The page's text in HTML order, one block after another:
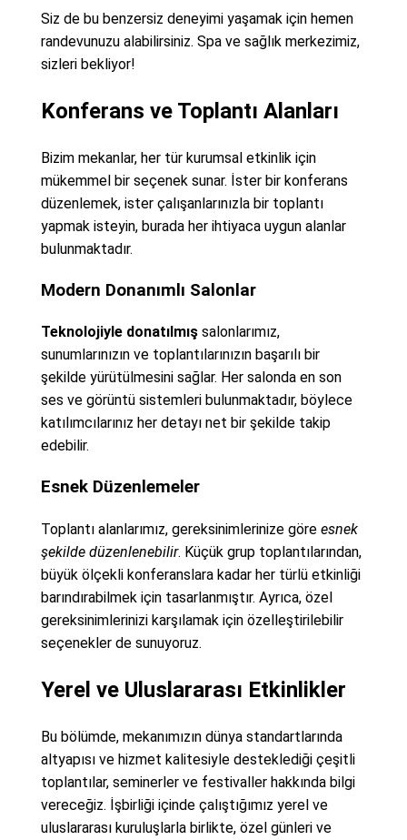
Siz de bu benzersiz deneyimi yaşamak için hemen
randevunuzu alabilirsiniz. Spa ve sağlık merkezimiz,
sizleri bekliyor!
Konferans ve Toplantı Alanları
Bizim mekanlar, her tür kurumsal etkinlik için
mükemmel bir seçenek sunar. İster bir konferans
düzenlemek, ister çalışanlarınızla bir toplantı
yapmak isteyin, burada her ihtiyaca uygun alanlar
bulunmaktadır.
Modern Donanımlı Salonlar
Teknolojiyle donatılmışsalonlarımız,
sunumlarınızın ve toplantılarınızın başarılı bir
şekilde yürütülmesini sağlar. Her salonda en son
ses ve görüntü sistemleri bulunmaktadır, böylece
katılımcılarınız her detayı net bir şekilde takip
edebilir.
Esnek Düzenlemeler
Toplantı alanlarımız, gereksinimlerinize göre esnek
şekilde düzenlenebilir. Küçük grup toplantılarından,
büyük ölçekli konferanslara kadar her türlü etkinliği
barındırabilmek için tasarlanmıştır. Ayrıca, özel
gereksinimlerinizi karşılamak için özelleştirilebilir
seçenekler de sunuyoruz.
Yerel ve Uluslararası Etkinlikler
Bu bölümde, mekanımızın dünya standartlarında
altyapısı ve hizmet kalitesiyle desteklediği çeşitli
toplantılar, seminerler ve festivaller hakkında bilgi
vereceğiz. İşbirliği içinde çalıştığımız yerel ve
uluslararası kuruluşlarla birlikte, özel günleri ve